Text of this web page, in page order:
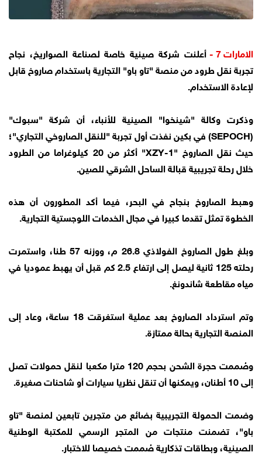
الامارات 7 -
أعلنت شركة صينية خاصة لصناعة الصواريخ، نجاح
تجربة نقل طرود من منصة "تاو باو" التجارية باستخدام صاروخ قابل
لإعادة الاستخدام.
وذكرت وكالة "شينخوا" الصينية للأنباء، أن شركة "سبوك"
(SEPOCH) في بكين نفذت أول تجربة "للنقل الصاروخي التجاري"؛
حيث نقل الصاروخ "XZY-1" أكثر من 20 كيلوغراما من الطرود
خلال رحلة تجريبية قبالة الساحل الشرقي للصين.
وهبط الصاروخ بنجاح في البحر، فيما أكد المطورون أن هذه
الخطوة تمثل تقدما كبيرا في مجال الخدمات اللوجستية التجارية.
وبلغ طول الصاروخ الفولاذي 26.8 م، ووزنه 57 طنا، واستمرت
رحلته 125 ثانية ليصل إلى ارتفاع 2.5 كم قبل أن يهبط عموديا في
مياه مقاطعة شاندونغ.
وتم استرداد الصاروخ بعد عملية استغرقت 18 ساعة، وعاد إلى
المنصة التجارية بحالة ممتازة.
وصُممت حجرة الشحن بحجم 120 مترا مكعبا لنقل حمولات تصل
إلى 10 أطنان، ويمكنها أن تنقل نظريا سيارات أو شاحنات صغيرة.
وضمت الحمولة التجريبية بضائع من متجرين تابعين لمنصة "تاو
باو"، تضمنت منتجات من المتجر الرسمي للمكتبة الوطنية
الصينية، وبطاقات تذكارية صُممت خصيصا للاختبار.